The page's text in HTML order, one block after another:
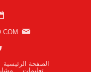
الصفحة الرئيسية
تعليمات